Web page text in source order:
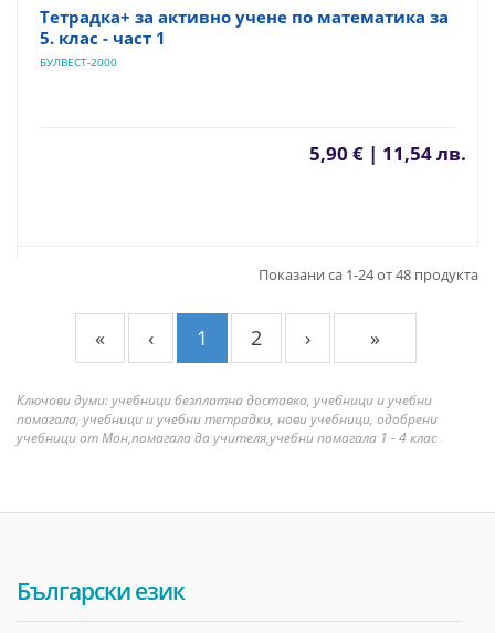
Тетрадка+ за активно учене по математика за
5. клас - част 1
БУЛВЕСТ-2000
5,90 € | 11,54 лв.
Показани са 1-24 от 48 продукта
« ‹ 1 2 › »
Ключови думи: учебници безплатна доставка, учебници и учебни
помагала, учебници и учебни тетрадки, нови учебници, одобрени
учебници от Мон,помагала да учителя,учебни помагала 1 - 4 клас
Български език